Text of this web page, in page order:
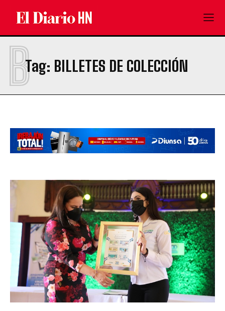
Tag: BILLETES DE COLECCIÓN
B